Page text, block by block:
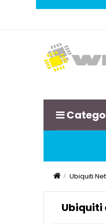
Ubiquiti
Ubiquiti